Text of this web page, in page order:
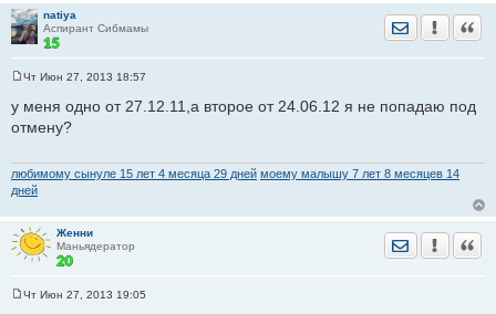
natiya
Аспирант Сибмамы
Отправить
о
б
н
и
е
Чт Июн 27, 2013 18:57
у меня одно от 27.12.11,а второе от 24.06.12 я не попадаю под
отмену?
любимому сынуле 15 лет 4 месяца 29 дней моему малышу 7 лет 8 месяцев 14
дней
Женни
Маньядератор
Отправить
Чт Июн 27, 2013 19:05